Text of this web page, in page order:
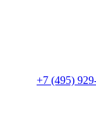
+7 (495)